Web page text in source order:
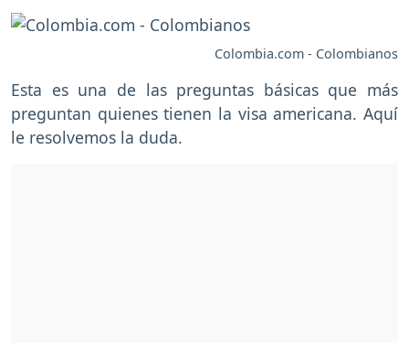
Colombia.com - Colombianos
Esta es una de las preguntas básicas que más
preguntan quienes tienen la visa americana. Aquí
le resolvemos la duda.